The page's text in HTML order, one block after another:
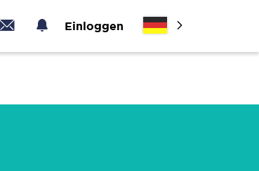
Einloggen